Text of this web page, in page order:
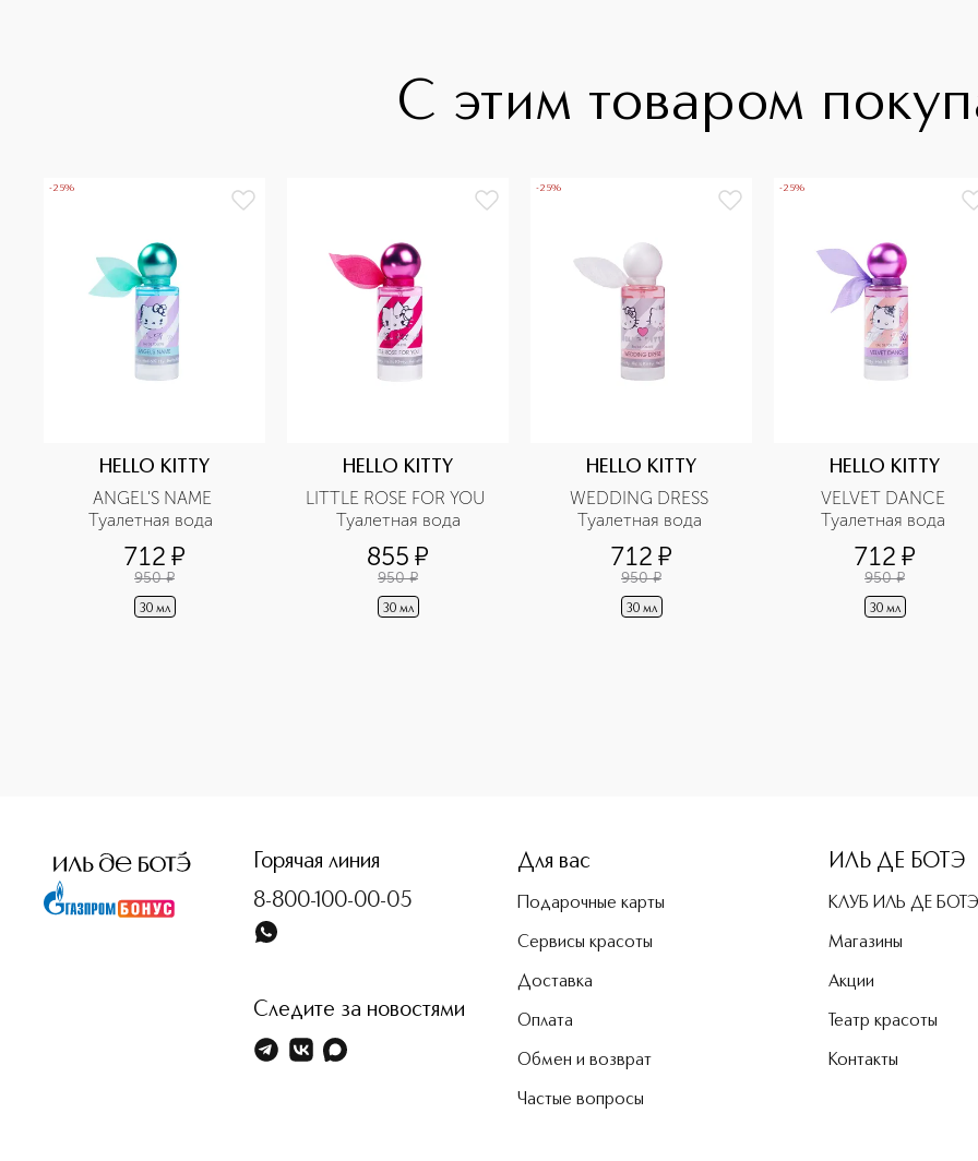
С этим товаром
-25%
HELLO KITTY
ANGEL'S NAME
712 ¤
950 ¤
30 мл
HELLO KITTY
LITTLE ROSE FOR YOU
Туалетная вода
855 ¤
950 ¤
30 мл
-25%
HELLO KITTY
WEDDING DRESS
712 ¤
950 ¤
30 мл
-25%
HELLO KITTY
VELVET DANCE
712 ¤
950 ¤
30 мл
Горячая линия
8-800-100-00-05
Следите за новостями
Для вас
Подарочные карты
Сервисы красоты
Доставка
Оплата
Обмен и возврат
Частые вопросы
ИЛЬ ДЕ БОТЭ
КЛУБ ИЛЬ ДЕ БОТЭ
Магазины
Акции
Театр красоты
Контакты